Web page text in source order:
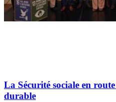
La Sécurité sociale en
durable